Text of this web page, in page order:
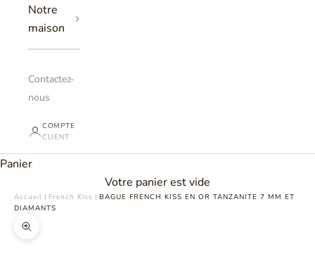
Notre
maison
Contactez-
nous
COMPTE
CLIENT
Panier
Votre panier est vide
Accueil | French Kiss | BAGUE FRENCH KISS EN OR TANZANITE 7 MM ET
DIAMANTS
Zoomer sur l'image